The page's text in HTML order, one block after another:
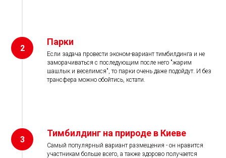
2
Парки
Если задача провести эконом-вариант тимбилдинга и не
заморачиваться с последующим после него "жарим
шашлык и веселимся", то парки очень даже подойдут. И без
трансфера можно обойтись, кстати.
3
Тимбилдинг на природе в Киеве
Самый популярный вариант размещения - он нравится
участникам больше всего, а также здорово получается